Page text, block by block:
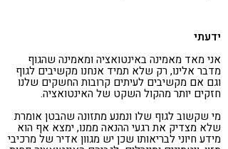
ידעתי
אני מאד מאמינה באינטואציה ומאמינה שהגוף
מדבר אלינו, רק שלא תמיד אנחנו מקשיבים לגוף
וגם אם מקשיבים לעיתים קרובות החשקים שלנו
חזקים יותר מהקול השקט של האינטואציה.
מי שקשוב לגוף שלו ונמנע מתזונה שהבטן אומרת
שלא מצדיק את רגעי ההנאה ממנו, ימצא אף הוא
מידע חיוני לבריאותו שכן יש מגוון אדיר של מרכיבי